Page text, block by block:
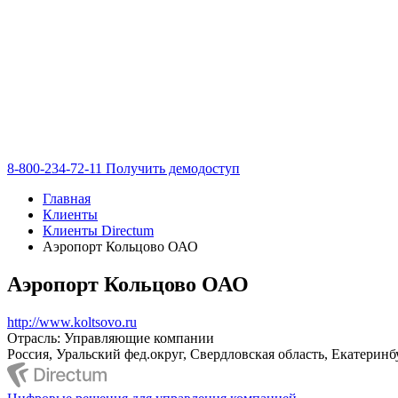
8-800-234-72-11 Получить демодоступ
Главная
Клиенты
Клиенты Directum
Аэропорт Кольцово ОАО
Аэропорт Кольцово ОАО
http://www.koltsovo.ru
Отрасль: Управляющие компании
Россия, Уральский фед.округ, Свердловская область,